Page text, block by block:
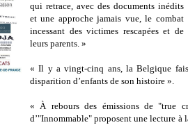
qui retrace, avec des documents inédits
et une approche jamais vue, le combat
incessant des victimes rescapées et de
leurs parents. »
« Il y a vingt-cinq ans, la Belgique
disparition d’enfants de son histoire ».
« À rebours des émissions de "true
d’"Innommable" proposent une lecture